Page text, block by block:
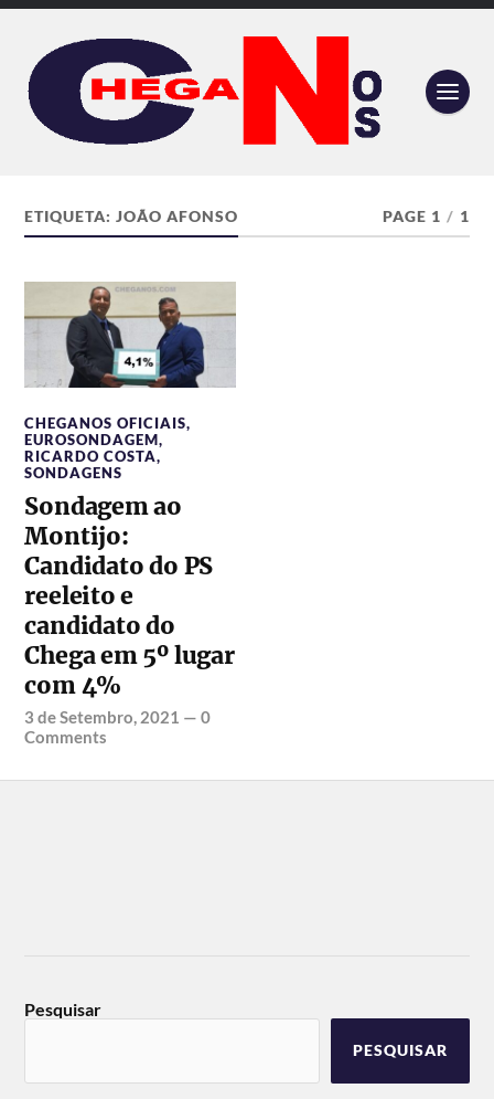
ETIQUETA:JOÃO AFONSO PAGE 1 / 1
CHEGANOS OFICIAIS,
EUROSONDAGEM,
RICARDO COSTA,
SONDAGENS
Sondagem ao
Montijo:
Candidato do PS
reeleito e
candidato do
Chega em 5º lugar
com 4%
3 de Setembro, 2021 —0
Comments
Pesquisar
PESQUISAR